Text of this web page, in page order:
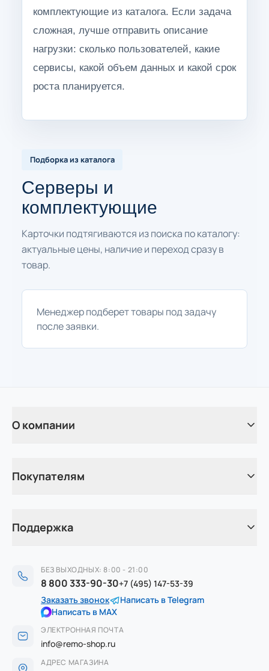
комплектующие из каталога. Если задача
сложная, лучше отправить описание
нагрузки: сколько пользователей, какие
сервисы, какой объем данных и какой срок
роста планируется.
Подборка из каталога
Серверы и
комплектующие
Карточки подтягиваются из поиска по каталогу:
актуальные цены, наличие и переход сразу в
товар.
Менеджер подберет товары под задачу
после заявки.
О компании
Покупателям
Поддержка
БЕЗ ВЫХОДНЫХ: 8:00 - 21:00
8 800 333-90-30+7 (495) 147-53-39
Заказать звонок
Написать в Telegram
Написать в MAX
ЭЛЕКТРОННАЯ ПОЧТА
info@remo-shop.ru
АДРЕС МАГАЗИНА